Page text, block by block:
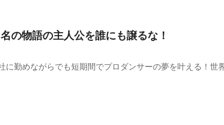
の物語の主人公を誰にも譲るな！
めながらでも短期間でプロダンサーの夢を叶える！世